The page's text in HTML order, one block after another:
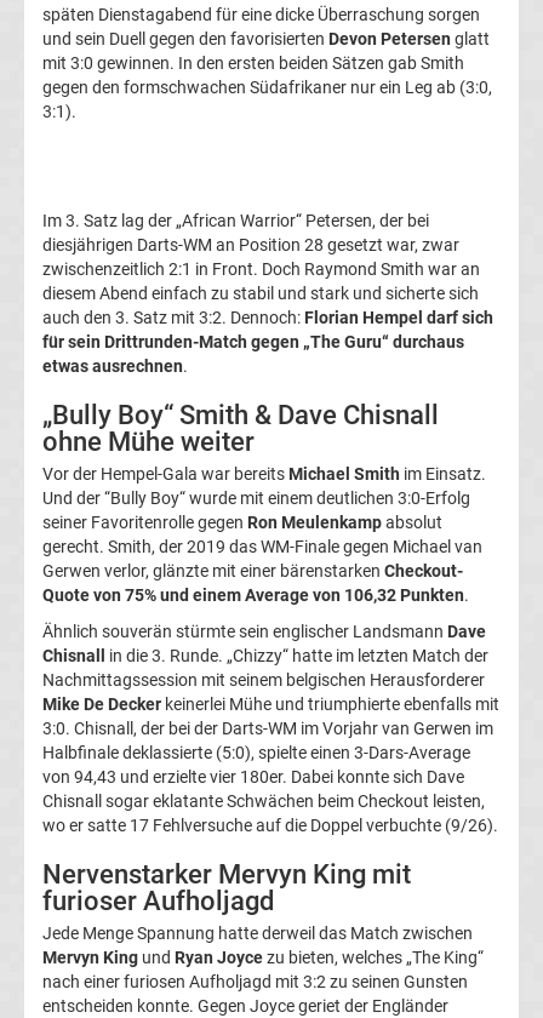
Conference
League
1
Rennkalender
Transfergerüchte
WWE
News
Boxen
News
DAZN
Programm
&
Eishockey
späten Dienstagabend für eine dicke Überraschung sorgen
und sein Duell gegen den favorisierten Devon Petersen glatt
mit 3:0 gewinnen. In den ersten beiden Sätzen gab Smith
gegen den formschwachen Südafrikaner nur ein Leg ab (3:0,
3:1).
Im 3. Satz lag der „African Warrior“ Petersen, der bei
diesjährigen Darts-WM an Position 28 gesetzt war, zwar
zwischenzeitlich 2:1 in Front. Doch Raymond Smith war an
diesem Abend einfach zu stabil und stark und sicherte sich
auch den 3. Satz mit 3:2. Dennoch: Florian Hempel darf sich
für sein Drittrunden-Match gegen „The Guru“ durchaus
etwas ausrechnen.
„Bully Boy“ Smith & Dave Chisnall
ohne Mühe weiter
Vor der Hempel-Gala war bereits Michael Smith im Einsatz.
Und der “Bully Boy“ wurde mit einem deutlichen 3:0-Erfolg
seiner Favoritenrolle gegen Ron Meulenkampabsolut
gerecht. Smith, der 2019 das WM-Finale gegen Michael van
Gerwen verlor, glänzte mit einer bärenstarken Checkout-
Quote von 75% und einem Average von 106,32 Punkten.
Ähnlich souverän stürmte sein englischer Landsmann Dave
Chisnall in die 3. Runde. „Chizzy“ hatte im letzten Match der
Nachmittagssession mit seinem belgischen Herausforderer
Mike De Decker keinerlei Mühe und triumphierte ebenfalls mit
3:0. Chisnall, der bei der Darts-WM im Vorjahr van Gerwen im
Halbfinale deklassierte (5:0), spielte einen 3-Dars-Average
von 94,43 und erzielte vier 180er. Dabei konnte sich Dave
Chisnall sogar eklatante Schwächen beim Checkout leisten,
wo er satte 17 Fehlversuche auf die Doppel verbuchte (9/26).
Nervenstarker Mervyn King mit
furioser Aufholjagd
Jede Menge Spannung hatte derweil das Match zwischen
Mervyn King und Ryan Joycezu bieten, welches „The King“
nach einer furiosen Aufholjagd mit 3:2 zu seinen Gunsten
entscheiden konnte. Gegen Joyce geriet der Engländer